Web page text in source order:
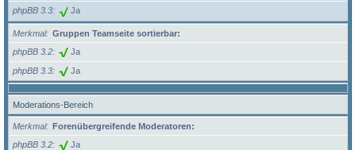
phpBB 3.3 Ja
Merkmal
Gruppen Teamseite sortierbar:
phpBB 3.2
Ja
phpBB 3.3 Ja
Moderations-Bereich
Merkmal
Forenübergreifende Moderatoren:
phpBB 3.2
Ja